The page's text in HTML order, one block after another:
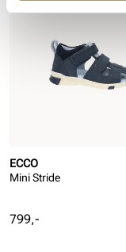
ECCO
Mini Stride
Pris
799,-